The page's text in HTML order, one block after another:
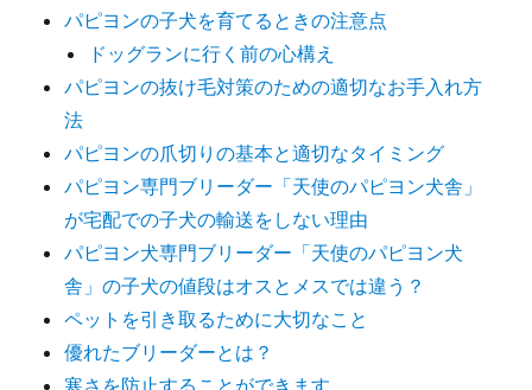
パピヨンの子犬を育てるときの注意点
ドッグランに行く前の心構え
パピヨンの抜け毛対策のための適切なお手入れ方
法
パピヨンの爪切りの基本と適切なタイミング
パピヨン専門ブリーダー「天使のパピヨン犬舎」
が宅配での子犬の輸送をしない理由
パピヨン犬専門ブリーダー「天使のパピヨン犬
舎」の子犬の値段はオスとメスでは違う？
ペットを引き取るために大切なこと
優れたブリーダーとは？
寒さを防止することができます